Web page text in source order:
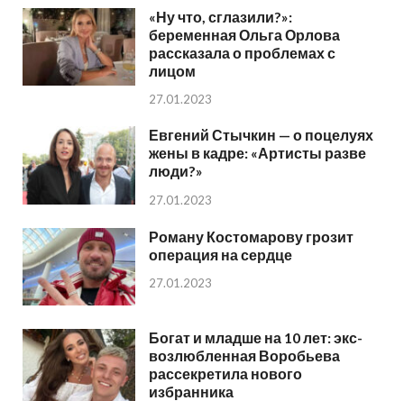
«Ну что, сглазили?»:
беременная Ольга Орлова
рассказала о проблемах с
лицом
27.01.2023
Евгений Стычкин — о поцелуях
жены в кадре: «Артисты разве
люди?»
27.01.2023
Роману Костомарову грозит
операция на сердце
27.01.2023
Богат и младше на 10 лет: экс-
возлюбленная Воробьева
рассекретила нового
избранника